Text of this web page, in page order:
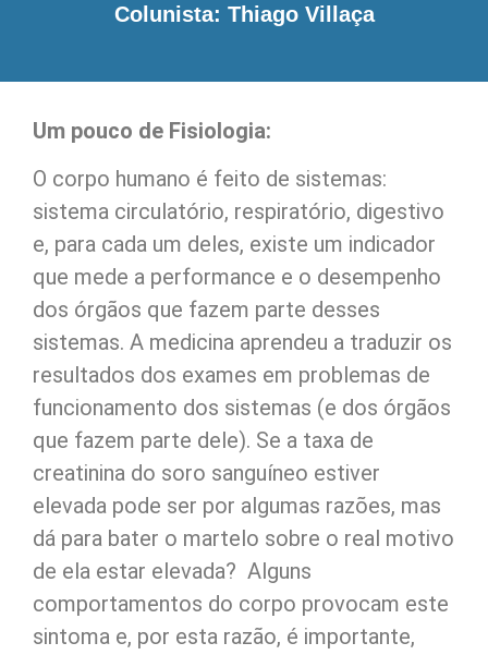
Colunista: Thiago Villaça
Um pouco de Fisiologia:
O corpo humano é feito de sistemas:
sistema circulatório, respiratório, digestivo
e, para cada um deles, existe um indicador
que mede a performance e o desempenho
dos órgãos que fazem parte desses
sistemas. A medicina aprendeu a traduzir os
resultados dos exames em problemas de
funcionamento dos sistemas (e dos órgãos
que fazem parte dele). Se a taxa de
creatinina do soro sanguíneo estiver
elevada pode ser por algumas razões, mas
dá para bater o martelo sobre o real motivo
de ela estar elevada? Alguns
comportamentos do corpo provocam este
sintoma e, por esta razão, é importante,